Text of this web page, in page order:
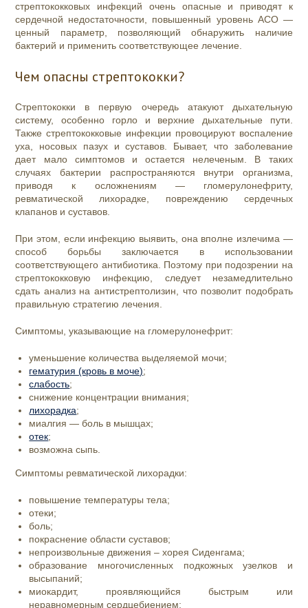
стрептококковых инфекций очень опасные и приводят к
сердечной недостаточности, повышенный уровень АСО —
ценный параметр, позволяющий обнаружить наличие
бактерий и применить соответствующее лечение.
Чем опасны стрептококки?
Стрептококки в первую очередь атакуют дыхательную
систему, особенно горло и верхние дыхательные пути.
Также стрептококковые инфекции провоцируют воспаление
уха, носовых пазух и суставов. Бывает, что заболевание
дает мало симптомов и остается нелеченым. В таких
случаях бактерии распространяются внутри организма,
приводя к осложнениям — гломерулонефриту,
ревматической лихорадке, повреждению сердечных
клапанов и суставов.
При этом, если инфекцию выявить, она вполне излечима —
способ борьбы заключается в использовании
соответствующего антибиотика. Поэтому при подозрении на
стрептококковую инфекцию, следует незамедлительно
сдать анализ на антистрептолизин, что позволит подобрать
правильную стратегию лечения.
Симптомы, указывающие на гломерулонефрит:
уменьшение количества выделяемой мочи;
гематурия (кровь в моче);
слабость;
снижение концентрации внимания;
лихорадка;
миалгия — боль в мышцах;
отек;
возможна сыпь.
Симптомы ревматической лихорадки:
повышение температуры тела;
отеки;
боль;
покраснение области суставов;
непроизвольные движения – хорея Сиденгама;
образование многочисленных подкожных узелков и
высыпаний;
миокардит, проявляющийся быстрым или
неравномерным сердцебиением;